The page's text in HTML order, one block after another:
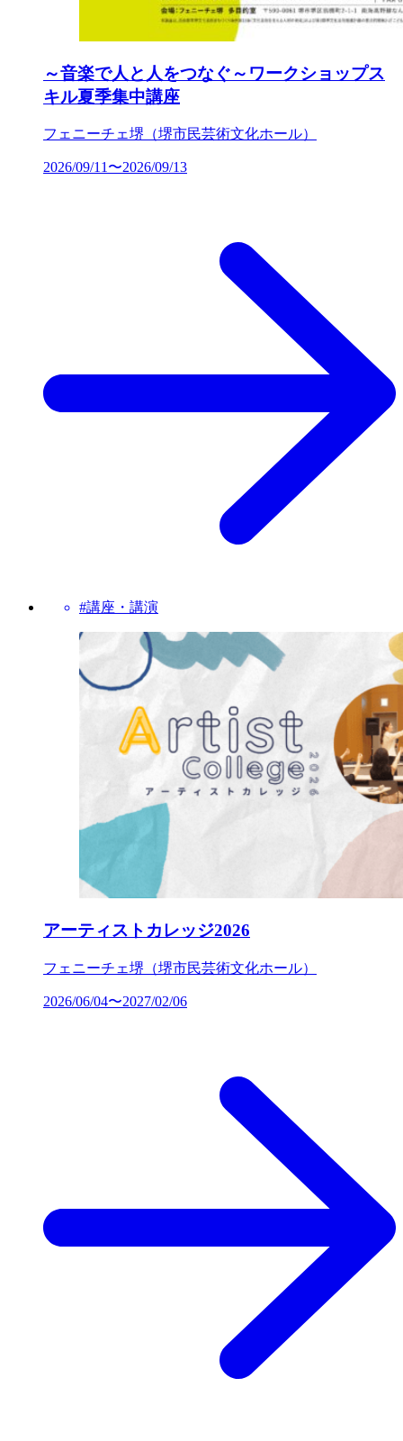
～音楽で人と人をつなぐ～ワークショップス
キル夏季集中講座
フェニーチェ堺（堺市民芸術文化ホール）
2026/09/11〜2026/09/13
#講座・講演
アーティストカレッジ2026
フェニーチェ堺（堺市民芸術文化ホール）
2026/06/04〜2027/02/06